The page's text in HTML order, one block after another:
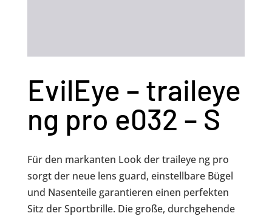
EvilEye – traileye
ng pro e032 – S
Für den markanten Look der traileye ng pro
sorgt der neue lens guard, einstellbare Bügel
und Nasenteile garantieren einen perfekten
Sitz der Sportbrille. Die große, durchgehende